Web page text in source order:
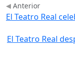
Anterior
El Teatro Real
El Teatro Real